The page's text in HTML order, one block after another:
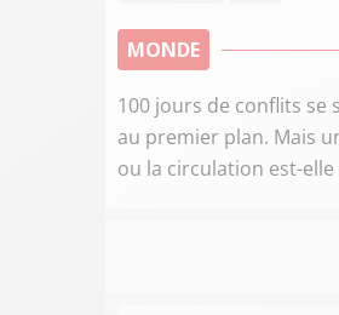
MONDE
100 jours de conflits se
au premier plan. Mais
ou la circulation est-